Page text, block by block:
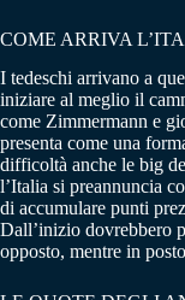
COME ARRIVA
I tedeschi arrivano a
iniziare al meglio il
come Zimmermann e
presenta come una
difficoltà anche le big
l’Italia si preannuncia
di accumulare punti
Dall’inizio dovrebbero
opposto, mentre in